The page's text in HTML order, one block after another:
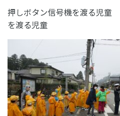
押しボタン信号
を渡る児童